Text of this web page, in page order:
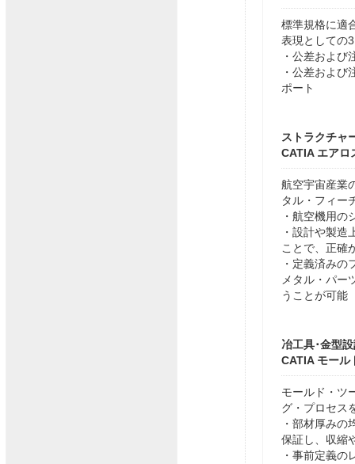
標準規格に適
表現としての
・公差および
・公差および
ポート
ストラクチャ
CATIA エアロ
航空宇宙産業
タル・フィー
・航空機用の
・設計や製造
ことで、正確
・定義済みの
メタル・パー
うことが可能
冶工具･金型
CATIA モール
モールド・ツ
グ・プロセス
・部材厚みの
保証し、収縮
・事前定義の